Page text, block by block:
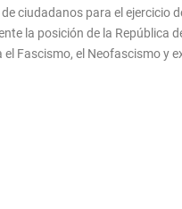
ciudadanos para el ejercicio
la posición de la República
Fascismo, el Neofascismo y